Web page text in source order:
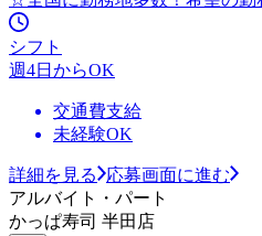
シフト
週4日からOK
交通費支給
未経験OK
詳細を見る
応募画面に進む
アルバイト・パート
かっぱ寿司 半田店